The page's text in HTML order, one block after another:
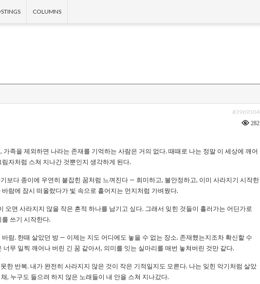
COLUMNS
#3969304
282
족을 제외하면 나라는 존재를 기억하는 사람은 거의 없다. 때때로 나는 정말 이 세상에 깨어
자처럼 스쳐 지나간 것뿐인지 생각하게 된다.
보다 종이에 우연히 붙잡힌 꿈처럼 느껴진다 — 희미하고, 불안정하고, 이미 사라지기 시작한
람에 잠시 떠올랐다가 빛 속으로 흩어지는 먼지처럼 가벼웠다.
오면 사라지지 않을 작은 흔적 하나를 남기고 싶다. 그래서 잊힌 것들이 흘러가는 어딘가로
쓰기 시작한다.
람. 한때 살았던 방 — 이제는 지도 어디에도 놓을 수 없는 장소. 존재했는지조차 확신할 수
무 일찍 깨어나 버린 긴 꿈 같아서, 의미를 잇는 실마리를 매번 놓쳐버린 것만 같다.
한 반복. 내가 완전히 사라지지 않은 것이 작은 기적일지도 모른다. 나는 잊힌 악기처럼 살았
, 누구도 들으려 하지 않은 노래들이 내 안을 스쳐 지나갔다.